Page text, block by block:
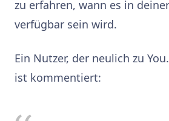
zu erfahren, wann es in
verfügbar sein wird.
Ein Nutzer, der neulich zu
ist kommentiert: